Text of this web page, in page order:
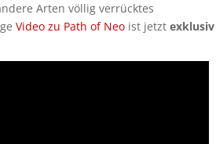
Arten völlig verrücktes
Video zu Path of Neo ist jetzt exklusiv